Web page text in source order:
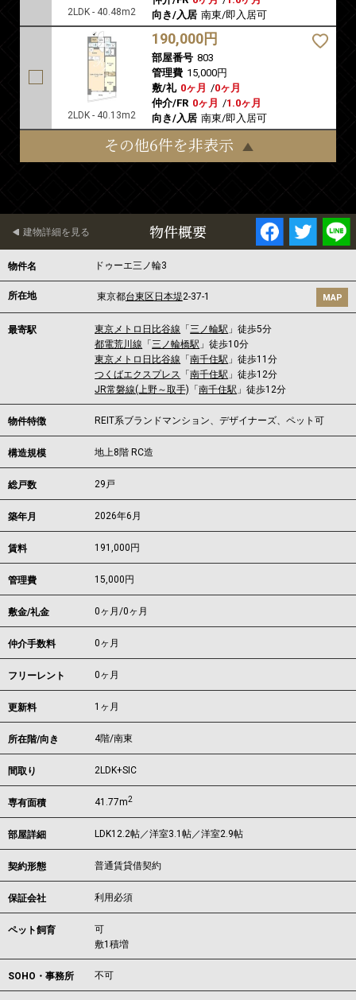
2LDK - 40.48m2
向き/入居 南東/即入居可
2LDK - 40.13m2
190,000円
部屋番号 803
管理費 15,000円
敷/礼 0ヶ月 /0ヶ月
仲介/FR 0ヶ月 /1.0ヶ月
向き/入居 南東/即入居可
その他6件を非表示
物件概要
建物詳細を見る
物件名 ドゥーエ三ノ輪3
所在地 東京都台東区 日本堤2-37-1 MAP
最寄駅 東京メトロ日比谷線 「三ノ輪駅 」徒歩5分
都電荒川線 「三ノ輪橋駅 」徒歩10分
東京メトロ日比谷線 「南千住駅 」徒歩11分
つくばエクスプレス 「南千住駅 」徒歩12分
JR常磐線(上野～取手) 「南千住駅 」徒歩12分
物件特徴 REIT系ブランドマンション、デザイナーズ、ペット可
構造規模 地上8階 RC造
総戸数 29戸
築年月 2026年6月
賃料 191,000 円
管理費 15,000円
敷金/礼金 0ヶ月/0ヶ月
仲介手数料 0ヶ月
フリーレント 0ヶ月
更新料 1ヶ月
所在階/向き 4階/南東
間取り 2LDK+SIC
専有面積 41.77m2
部屋詳細 LDK12.2帖／洋室3.1帖／洋室2.9帖
契約形態 普通賃貸借契約
保証会社 利用必須
ペット飼育
可
敷1積増
SOHO・事務所 不可